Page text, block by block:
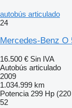
autobús articulado
24
Mercedes-Benz O
16.500 € Sin IVA
Autobús articulado
2009
1.034.999 km
Potencia 299 Hp
52